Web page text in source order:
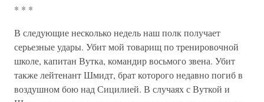
* * *
В следующие несколько недель наш полк получает
серьезные удары. Убит мой товарищ по тренировочной
школе, капитан Вутка, командир восьмого звена. Убит
также лейтенант Шмидт, брат которого недавно погиб в
воздушном бою над Сицилией. В случаях с Вуткой и